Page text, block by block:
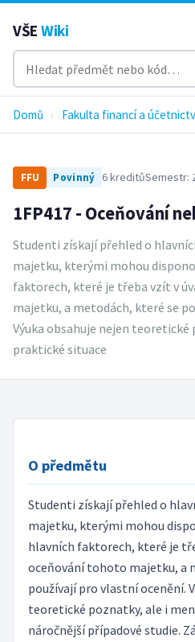
VŠE Wiki
Domů › Fakulta financí a
FFU Povinný 6 kreditůSemestr:
1FP417 - Oceňování
Studenti získají přehled o
majetku, kterými mohou
faktorech, které je třeba vzít v
majetku, a metodách, které se
Výuka obsahuje nejen
praktické situace
O předmětu
Studenti získají přehled o
majetku, kterými mohou
hlavních faktorech, které je
oceňování tohoto majetku, a
používají pro vlastní ocenění.
teoretické poznatky, ale i
náročnější případové studie.